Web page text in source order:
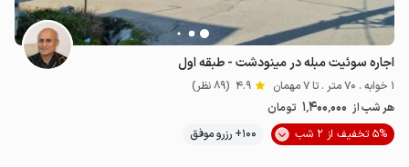
اجاره سوئیت مبله در مینودشت - طبقه اول
1 خوابه . 70 متر . تا 7 مهمان 4.9 (89 نظر)
هر شب از 1٬400٬000 تومان
5% تخفیف از 2 شب
100+ رزرو موفق